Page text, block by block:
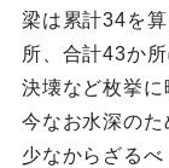
梁は累計34を
所、合計43か
決壊など枚挙
今なお水深の
少なからざる